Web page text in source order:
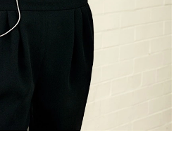
ve Yayıncılık
internet sitesi
ürün ve
reklam, tanıtım,
kutlama/ temenni